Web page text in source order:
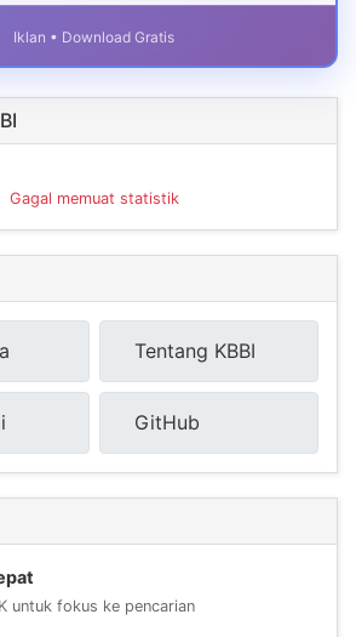
Iklan • Download Gratis
Gagal memuat statistik
Tentang KBBI
GitHub
untuk fokus ke pencarian